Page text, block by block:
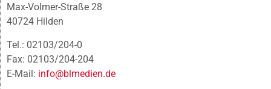
Max-Volmer-Straße 28
40724 Hilden
Tel.: 02103/204-0
Fax: 02103/204-204
E-Mail: info@blmedien.de